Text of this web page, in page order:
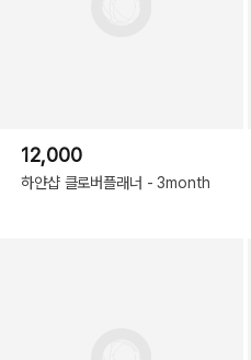
12,000
하얀샵 클로버플래너 - 3month